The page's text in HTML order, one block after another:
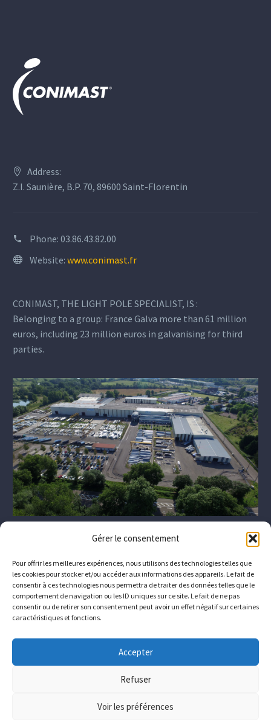
Gérer le consentement
Pour offrir les meilleures expériences, nous utilisons des technologies telles que
les cookies pour stocker et/ou accéder aux informations des appareils. Le fait de
consentir à ces technologies nous permettra de traiter des données telles que le
comportement de navigation ou les ID uniques sur ce site. Le fait de ne pas
consentir ou de retirer son consentement peut avoir un effet négatif sur certaines
caractéristiques et fonctions.
Accepter
Refuser
Voir les préférences
Address:
Z.I. Saunière, B.P. 70, 89600 Saint-Florentin
Phone: 03.86.43.82.00
Website: www.conimast.fr
CONIMAST, THE LIGHT POLE SPECIALIST, IS :
Belonging to a group: France Galva more than 61 million
euros, including 23 million euros in galvanising for third
parties.
Join us
© CopyrightsConimast